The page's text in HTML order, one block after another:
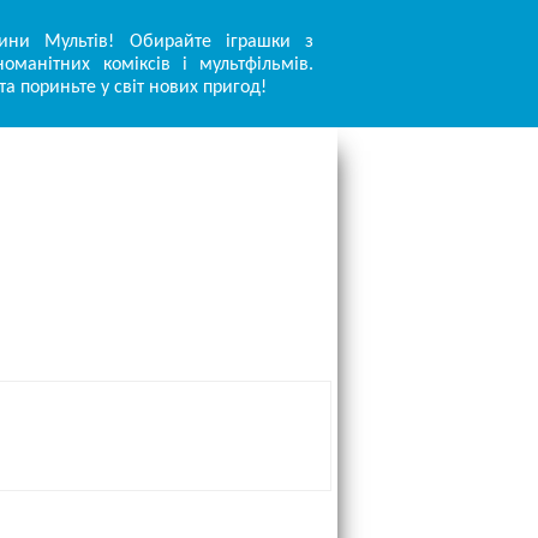
Мультів! Обирайте іграшки з
коміксів і мультфільмів.
пориньте у світ нових пригод!